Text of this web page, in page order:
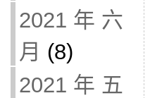
2021 年 六
月 (8)
2021 年 五